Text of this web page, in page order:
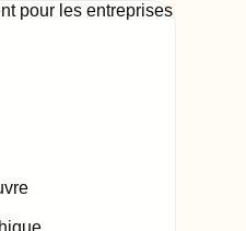
pour les entreprises